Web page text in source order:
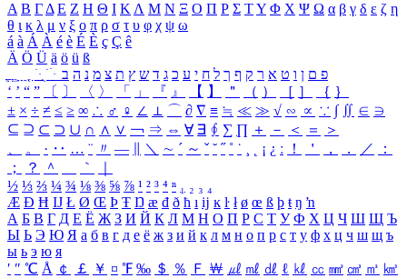
Α Β ΓΔ Ε Ζ Η Θ Ι ΚΛ Μ Ν Ξ Ο Π Ρ Σ ΤΥ Φ Χ Ψ Ω α β γ δ ε ζ η
θ ι κ λ μ ν ξ ο π ρ σ τ υ φ χ ψ ω
á à Á À é è É È ç Ç ê
Ä Ö Ü ä ö ü ß
ִֶֹ ֻּ ׁׂ פ ם ן ו ט א ר ק ף ך ל ח י ע כ ג ד ש ץ ת צ מ נ ה ב
‘ ’ “ ” 〔 〕 〈 〉 「 」 『 』 【 】 ＂ （ ） ［ ］ ｛ ｝
± × ÷ ≠ ≤ ≥ ∞ ∴ ♂ ♀ ∠ ⊥ ⌒ ∂ ∇ ≡ ≒ ≪ ≫ √ ∽ ∝ ∵ ∫ ∬ ∈ ∋
⊆ ⊇ ⊂ ⊃ ∪ ∩ ∧ ∨ ￢ ⇒ ⇔ ∀ ∃ ∮ ∑ ∏ ＋ － ＜ ＝
＞
、
。 · ‥ … ¨ 〃 ― ＼ ∼ ´ ～ ˇ ˘ ˝ ˚ ˙ ¸ ¡ ¿ ː ！ ＇ ， ． ／
：
；
？ ＾ ｀
½ ⅓ ⅔ ¼ ¾ ⅛ ⅜ ⅝ ⅞ ¹ ² ³ ⁴ ⁿ ₁ ₂ ₃ ₄
Æ Ð Ħ Ĳ Ł Ø Œ Þ Ŧ Ŋ æ đ ð ħ ı ĳ ĸ ŀ ł ø œ ß þ ŧ ŋ ŉ
А Б В Г Д Е Ё Ж З И Й К Л М Н О П Р С Т У Ф Х Ц Ч Ш Щ Ъ
Ы Ь Э Ю Я а б в г д е ё ж з и й к л м н о п р с т у ф х ц ч ш щ ъ
ы ь э ю я
′ ″ ℃ Å ￠ ￡ ￥ ¤ ℉ ‰ ＄ ％ Ｆ ￦ ㎕ ㎖ ㎗ ℓ ㎘ ㏄ ㎣ ㎤ ㎥ ㎦